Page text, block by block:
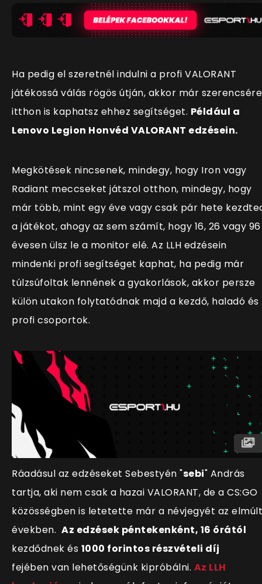
Ha pedig el szeretnél indulni a profi VALORANT
játékossá válás rögös útján, akkor már szerencsére
itthon is kaphatsz ehhez segítséget. Például a
Lenovo Legion Honvéd VALORANT edzésein.
Megkötések nincsenek, mindegy, hogy Iron vagy
Radiant meccseket játszol otthon, mindegy, hogy
már több, mint egy éve vagy csak pár hete
a játékot, ahogy az sem számít, hogy 16, 26 vagy 96
évesen ülsz le a monitor elé. Az LLH edzésein
mindenki profi segítséget kaphat, ha pedig már
túlzsúfoltak lennének a gyakorlások, akkor persze
külön utakon folytatódnak majd a kezdő, haladó és
profi csoportok.
Ráadásul az edzéseket Sebestyén "sebi" András
tartja, aki nem csak a hazai VALORANT, de a CS:GO
közösségben is letetette már a névjegyét az elmúlt
években. Az edzések péntekenként, 16 órától
kezdődnek és 1000 forintos részvételi díj
fejében van lehetőségünk kipróbálni. Az LLH